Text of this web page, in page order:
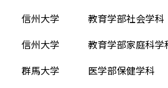
信州大学 教育学部社会学科
信州大学 教育学部家庭科学
群馬大学 医学部保健学科